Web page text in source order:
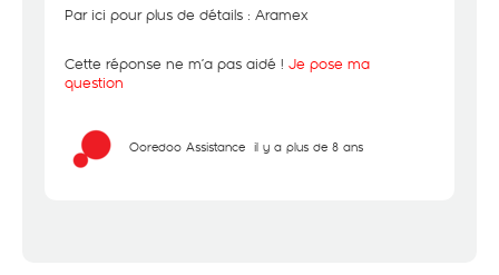
Par ici pour plus de détails : Aramex
Cette réponse ne m’a pas aidé ! Je pose ma
question
Ooredoo Assistance il y a plus de 8 ans